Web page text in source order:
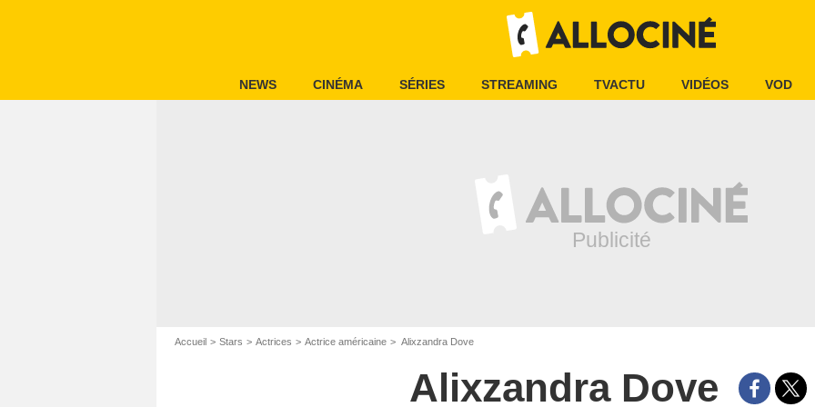
NEWS CINÉMA SÉRIES STREAMING TVACTU VIDÉOS VOD
Accueil Stars Actrices Actrice américaine Alixzandra Dove
Alixzandra Dove